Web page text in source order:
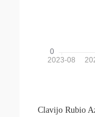
Clavijo Rubio